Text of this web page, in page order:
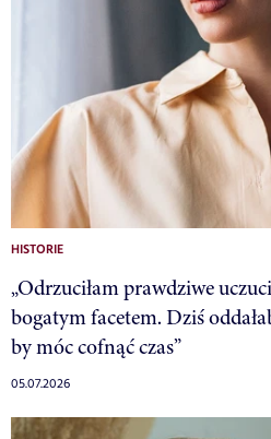
HISTORIE
„Odrzuciłam prawdziwe
bogatym facetem. Dziś
by móc cofnąć czas”
05.07.2026